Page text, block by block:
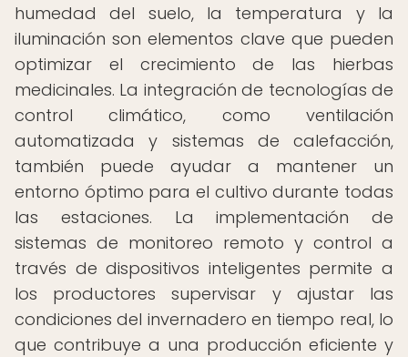
humedad del suelo, la temperatura y la
iluminación son elementos clave que pueden
optimizar el crecimiento de las hierbas
medicinales. La integración de tecnologías de
control climático, como ventilación
automatizada y sistemas de calefacción,
también puede ayudar a mantener un
entorno óptimo para el cultivo durante todas
las estaciones. La implementación de
sistemas de monitoreo remoto y control a
través de dispositivos inteligentes permite a
los productores supervisar y ajustar las
condiciones del invernadero en tiempo real, lo
que contribuye a una producción eficiente y